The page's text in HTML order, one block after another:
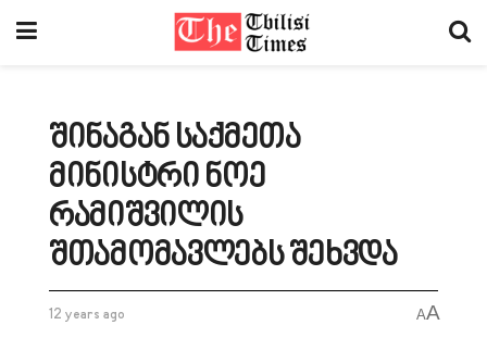
შინაგან საქმეთა
მინისტრი ნოე
რამიშვილის
შთამომავლებს შეხვდა
12 years ago AA